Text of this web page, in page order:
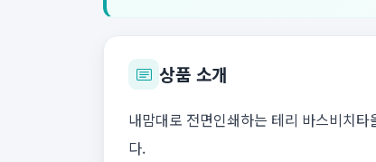
상품 소개
내맘대로 전면인쇄하는 테리 바스비치
다.